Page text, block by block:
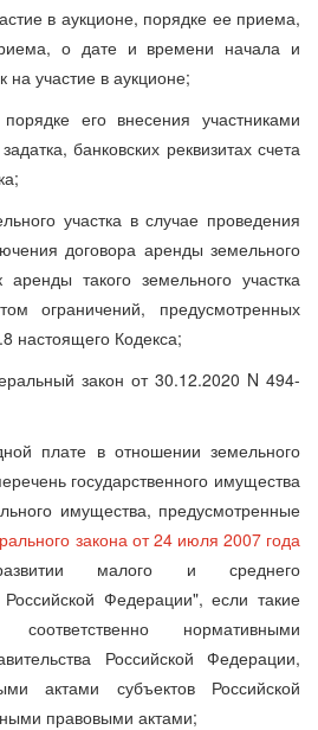
в аукционе, порядке ее приема,
о дате и времени начала и
на участие в аукционе;
его внесения участниками
банковских реквизитах счета
участка в случае проведения
договора аренды земельного
такого земельного участка
ограничений, предусмотренных
настоящего Кодекса;
закон от 30.12.2020 N 494-
плате в отношении земельного
государственного имущества
имущества, предусмотренные
закона от 24 июля 2007 года
малого и среднего
Федерации", если такие
нормативными
Российской Федерации,
актами субъектов Российской
правовыми актами;